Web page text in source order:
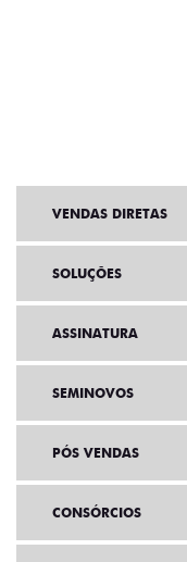
VENDAS DIRETAS
SOLUÇÕES
ASSINATURA
SEMINOVOS
PÓS VENDAS
CONSÓRCIOS